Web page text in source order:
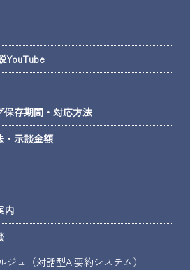
YouTube
存期間・対応方法
・示談金額
内
ジュ（対話型AI要約システム）